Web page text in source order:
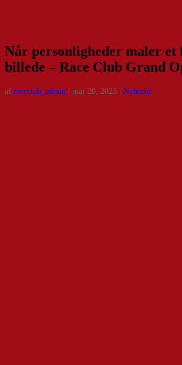
Når personligheder maler
billede – Race Club Grand
af raceclub_admin mar 20, 2023 Nyheder